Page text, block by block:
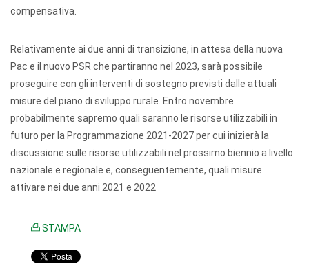
compensativa.
Relativamente ai due anni di transizione, in attesa della nuova
Pac e il nuovo PSR che partiranno nel 2023, sarà possibile
proseguire con gli interventi di sostegno previsti dalle attuali
misure del piano di sviluppo rurale. Entro novembre
probabilmente sapremo quali saranno le risorse utilizzabili in
futuro per la Programmazione 2021-2027 per cui inizierà la
discussione sulle risorse utilizzabili nel prossimo biennio a livello
nazionale e regionale e, conseguentemente, quali misure
attivare nei due anni 2021 e 2022
STAMPA